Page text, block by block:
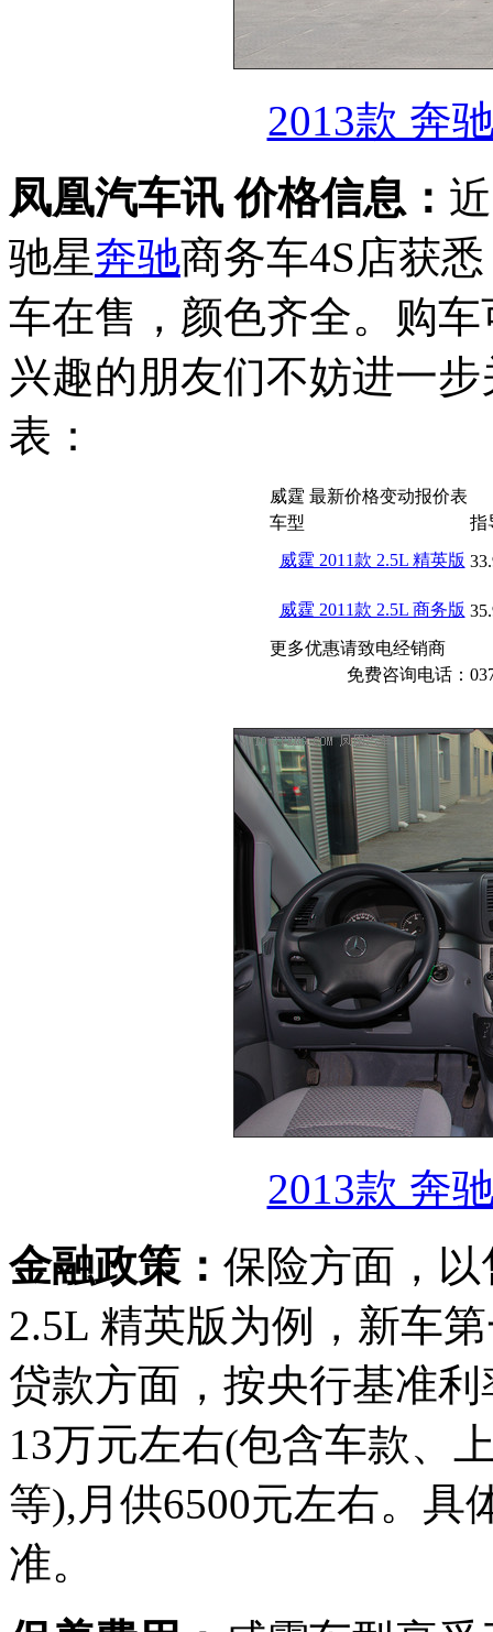
2013款 奔
凤凰汽车讯 价格信息：
驰星奔驰商务车4S店获
车在售，颜色齐全。购
兴趣的朋友们不妨进一
表：
威霆 最新价格变动报价表
车型
指
威霆 2011款 2.5L 精英版
威霆 2011款 2.5L 商务版
更多优惠请致电经销商
免费咨询电话：
2013款 奔
金融政策： 保险方面，以
2.5L 精英版为例，新车
贷款方面，按央行基准
13万元左右(包含车款、
等),月供6500元左右。具
准。